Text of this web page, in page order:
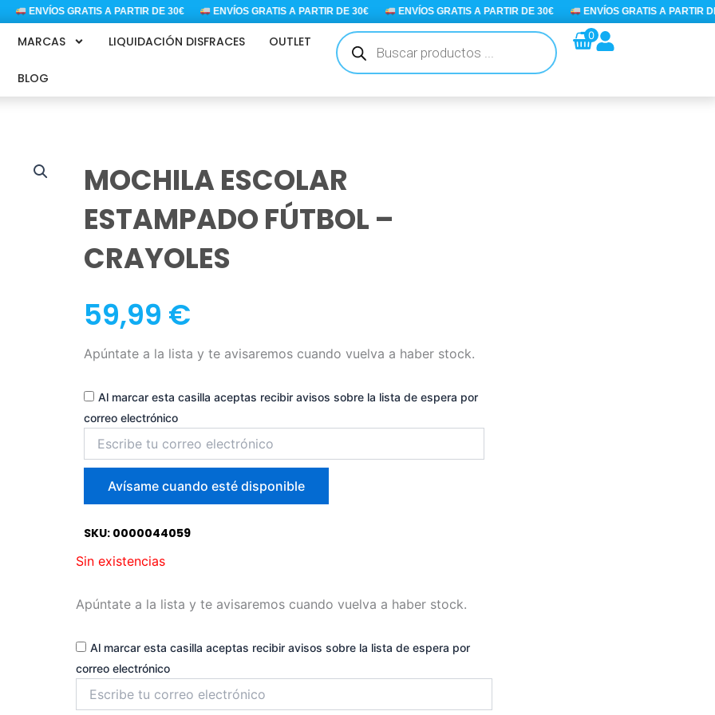
ENVÍOS GRATIS A PARTIR DE 30€ ENVÍOS GRATIS A PARTIR DE 30€ ENVÍOS GRATIS A PARTIR DE 30€ ENVÍOS GRATIS A PARTIR DE
MARCAS LIQUIDACIÓN DISFRACES OUTLET
BLOG
Búsqueda
de
productos
0
MOCHILA ESCOLAR
ESTAMPADO FÚTBOL –
CRAYOLES
59,99 €
Apúntate a la lista y te avisaremos cuando vuelva a haber stock.
Al marcar esta casilla aceptas recibir avisos sobre la lista de espera por
correo electrónico
correo
la
de
Avísame cuando esté disponible
SKU: 0000044059
Sin existencias
Apúntate a la lista y te avisaremos cuando vuelva a haber stock.
Al marcar esta casilla aceptas recibir avisos sobre la lista de espera por
correo electrónico